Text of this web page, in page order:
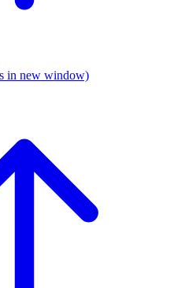
in new window)